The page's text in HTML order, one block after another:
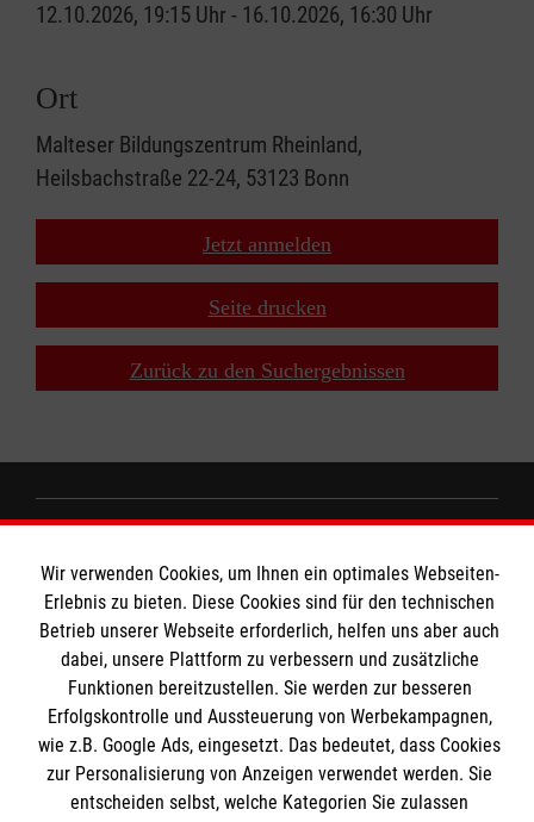
12.10.2026, 19:15 Uhr - 16.10.2026, 16:30 Uhr
Ort
Malteser Bildungszentrum Rheinland,
Heilsbachstraße 22-24, 53123 Bonn
Jetzt anmelden
Seite drucken
Zurück zu den Suchergebnissen
Spenden und Helfen
Angebote und Leistungen
Mitarbeiten
Wir Malteser
Informationen
Downloads
Impressum
Malteser online
Wir verwenden Cookies, um Ihnen ein optimales Webseiten-
Erlebnis zu bieten. Diese Cookies sind für den technischen
Betrieb unserer Webseite erforderlich, helfen uns aber auch
dabei, unsere Plattform zu verbessern und zusätzliche
Funktionen bereitzustellen. Sie werden zur besseren
Erfolgskontrolle und Aussteuerung von Werbekampagnen,
wie z.B. Google Ads, eingesetzt. Das bedeutet, dass Cookies
zur Personalisierung von Anzeigen verwendet werden. Sie
entscheiden selbst, welche Kategorien Sie zulassen